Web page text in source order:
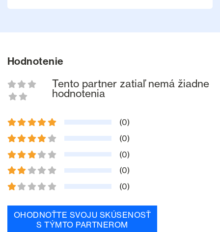
Hodnotenie
Tento partner zatiaľ nemá žiadne
hodnotenia
(0)
(0)
(0)
(0)
(0)
OHODNOŤTE SVOJU SKÚSENOSŤ
S TÝMTO PARTNEROM